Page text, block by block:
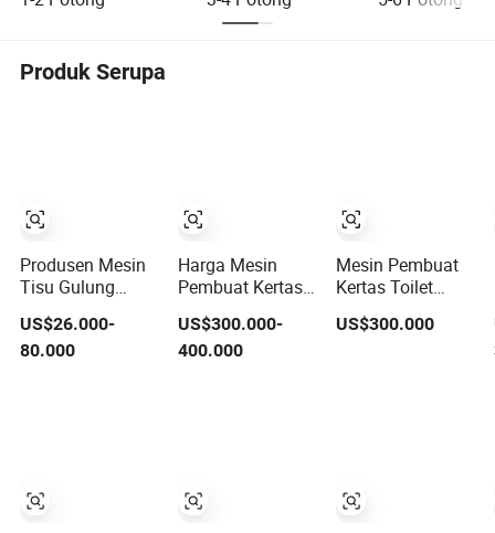
Produk Serupa
Produsen Mesin
Tisu Gulung
Mudah Jalur
Produksi Pabrik
US$26.000-
80.000
Harga Mesin
Pembuat Kertas
Crescent Former
US$300.000-
400.000
Mesin Pembuat
Kertas Toilet
Tinggi Berbentuk
US$300.000